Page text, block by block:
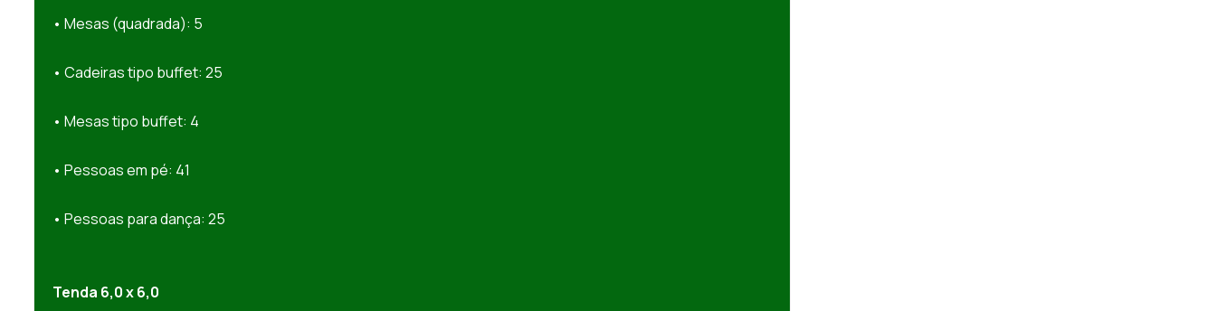
• Mesas (quadrada): 5
• Cadeiras tipo buffet: 25
• Mesas tipo buffet: 4
• Pessoas em pé: 41
• Pessoas para dança: 25
Tenda 6,0 x 6,0